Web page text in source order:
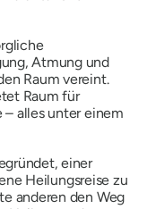
Atmung und
Raum vereint.
Raum für
– alles unter einem
einer
Heilungsreise zu
anderen den Weg